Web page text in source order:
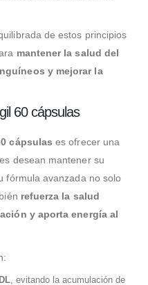
de estos principios
mantener la salud del
y mejorar la
60 cápsulas
cápsulas es ofrecer una
desean mantener su
fórmula avanzada no solo
refuerza la salud
y aporta energía al
, evitando la acumulación de